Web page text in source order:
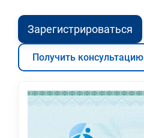
Зарегистрироваться
Получить консультацию